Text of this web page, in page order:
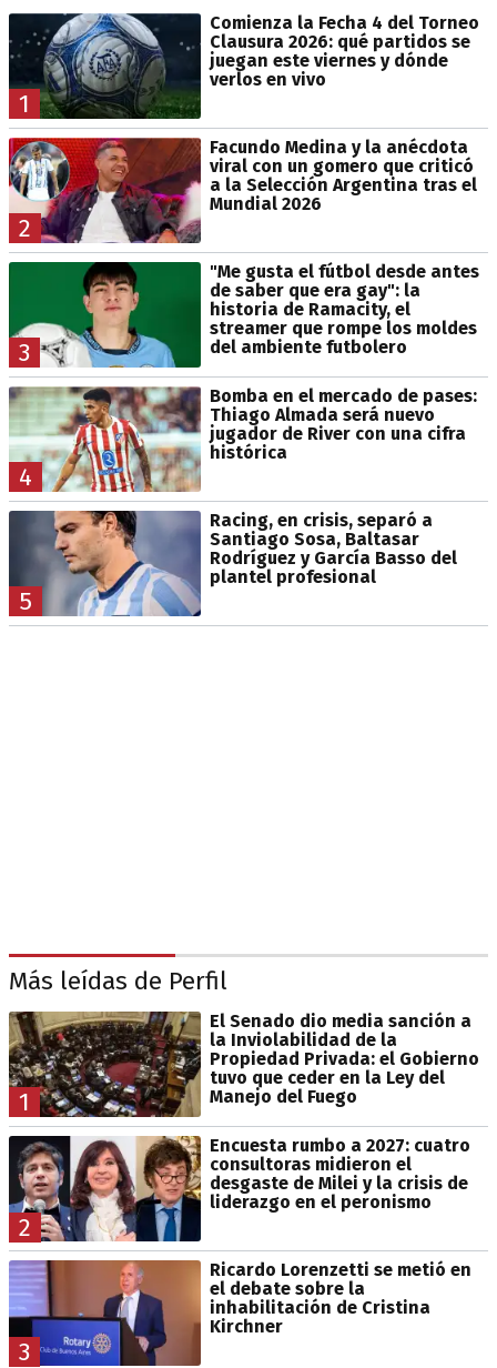
1
Comienza la Fecha 4 del Torneo
Clausura 2026: qué partidos se
juegan este viernes y dónde
verlos en vivo
2
Facundo Medina y la anécdota
viral con un gomero que criticó
a la Selección Argentina tras el
Mundial 2026
3
"Me gusta el fútbol desde antes
de saber que era gay": la
historia de Ramacity, el
streamer que rompe los moldes
del ambiente futbolero
4
Bomba en el mercado de pases:
Thiago Almada será nuevo
jugador de River con una cifra
histórica
5
Racing, en crisis, separó a
Santiago Sosa, Baltasar
Rodríguez y García Basso del
plantel profesional
Más leídas de Perfil
1
El Senado dio media sanción a
la Inviolabilidad de la
Propiedad Privada: el Gobierno
tuvo que ceder en la Ley del
Manejo del Fuego
2
Encuesta rumbo a 2027: cuatro
consultoras midieron el
desgaste de Milei y la crisis de
liderazgo en el peronismo
3
Ricardo Lorenzetti se metió en
el debate sobre la
inhabilitación de Cristina
Kirchner